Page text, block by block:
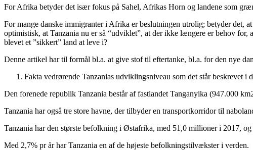
For Afrika betyder det især fokus på Sahel, Afrikas Horn og landene som
For mange danske immigranter i Afrika er beslutningen utrolig; betyder det,
optimistisk, at Tanzania nu er så “udviklet”, at der ikke længere er behov
blevet et ”sikkert” land at leve i?
Denne artikel har til formål bl.a. at give stof til eftertanke, bl.a. for den nye
Fakta vedrørende Tanzanias udviklingsniveau som det står beskrevet i
Den forenede republik Tanzania består af fastlandet Tanganyika (947.000
Tanzania har også tre store havne, der tilbyder en transportkorridor til
Tanzania har den største befolkning i Østafrika, med 51,0 millioner i 2017,
Med 2,7% pr år har Tanzania en af ​​de højeste befolkningstilvækster i verden.